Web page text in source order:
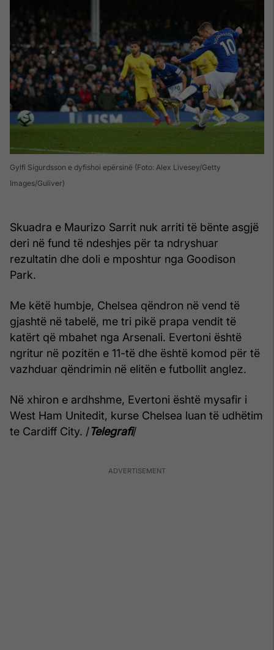
Gylfi Sigurdsson e dyfishoi epërsinë (Foto: Alex Livesey/Getty
Images/Guliver)
Skuadra e Maurizo Sarrit nuk arriti të bënte asgjë
deri në fund të ndeshjes për ta ndryshuar
rezultatin dhe doli e mposhtur nga Goodison
Park.
Me këtë humbje, Chelsea qëndron në vend të
gjashtë në tabelë, me tri pikë prapa vendit të
katërt që mbahet nga Arsenali. Evertoni është
ngritur në pozitën e 11-të dhe është komod për të
vazhduar qëndrimin në elitën e futbollit anglez.
Në xhiron e ardhshme, Evertoni është mysafir i
West Ham Unitedit, kurse Chelsea luan të udhëtim
te Cardiff City. /Telegrafi/